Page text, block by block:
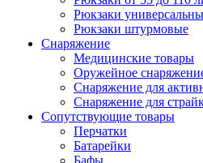
Рюкзаки
Рюкзаки штурмовые
Снаряжение
Медицинские товары
Оружейное
Снаряжение для
Снаряжение для
Сопутствующие товары
Перчатки
Батарейки
Бафы